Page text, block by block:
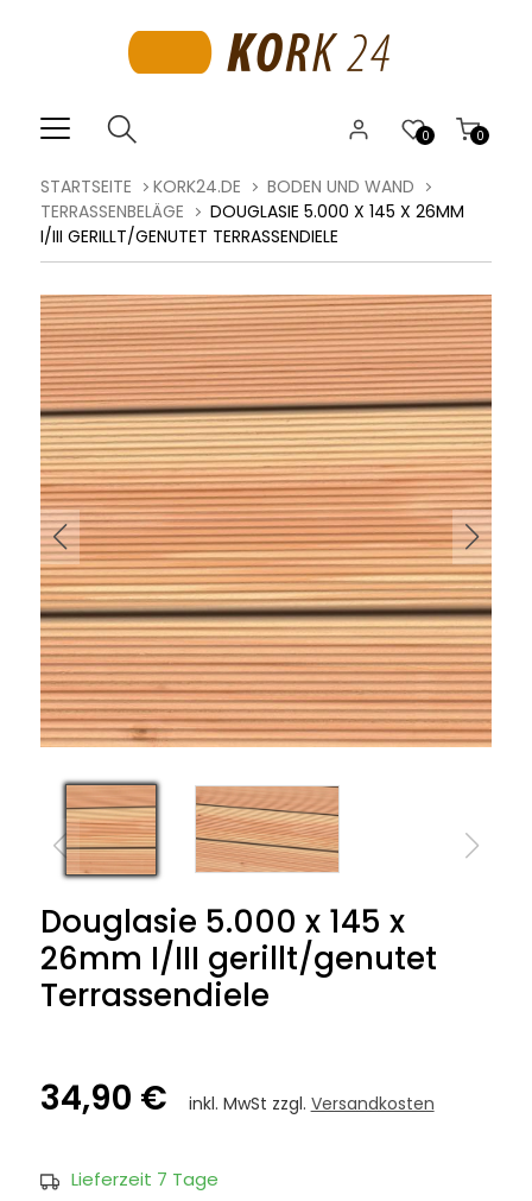
0
0
STARTSEITE KORK24.DE
BODEN UND WAND
TERRASSENBELÄGE
DOUGLASIE 5.000 X 145 X 26MM
I/III GERILLT/GENUTET TERRASSENDIELE
Douglasie 5.000 x 145 x
26mm I/III gerillt/genutet
Terrassendiele
34,90 € inkl. MwSt zzgl. Versandkosten
Lieferzeit 7 Tage